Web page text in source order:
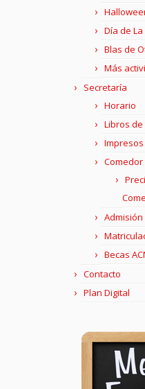
Día de La
Blas de
Más
Secretaría
Horario
Libros
Impresos
Comedor
Admisión
Becas
Contacto
Plan Digital